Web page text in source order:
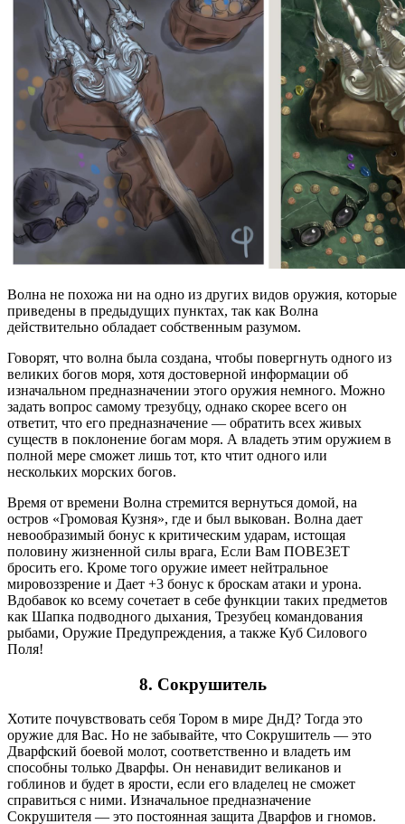
Волна не похожа ни на одно из других видов оружия, которые
приведены в предыдущих пунктах, так как Волна
действительно обладает собственным разумом.
Говорят, что волна была создана, чтобы повергнуть одного из
великих богов моря, хотя достоверной информации об
изначальном предназначении этого оружия немного. Можно
задать вопрос самому трезубцу, однако скорее всего он
ответит, что его предназначение — обратить всех живых
существ в поклонение богам моря. А владеть этим оружием в
полной мере сможет лишь тот, кто чтит одного или
нескольких морских богов.
Время от времени Волна стремится вернуться домой, на
остров «Громовая Кузня», где и был выкован. Волна дает
невообразимый бонус к критическим ударам, истощая
половину жизненной силы врага, Если Вам ПОВЕЗЕТ
бросить его. Кроме того оружие имеет нейтральное
мировоззрение и Дает +3 бонус к броскам атаки и урона.
Вдобавок ко всему сочетает в себе функции таких предметов
как Шапка подводного дыхания, Трезубец командования
рыбами, Оружие Предупреждения, а также Куб Силового
Поля!
8. Сокрушитель
Хотите почувствовать себя Тором в мире ДнД? Тогда это
оружие для Вас. Но не забывайте, что Сокрушитель — это
Дварфский боевой молот, соответственно и владеть им
способны только Дварфы. Он ненавидит великанов и
гоблинов и будет в ярости, если его владелец не сможет
справиться с ними. Изначальное предназначение
Сокрушителя — это постоянная защита Дварфов и гномов.